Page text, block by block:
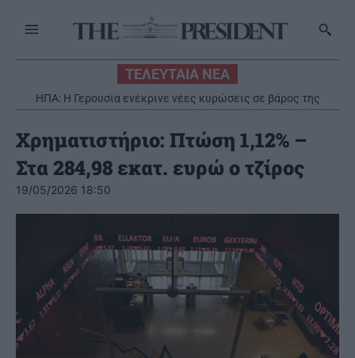
ΤΕΛΕΥΤΑΙΑ ΝΕΑ
Νέα στρατηγική συνεργασία της ΓΓ Επικοινωνίας και
Ενημέρωσης με το Εθνικό Ίδρυμα Ερευνών
Χρηματιστήριο: Πτώση 1,12% –
Στα 284,98 εκατ. ευρώ ο τζίρος
19/05/2026 18:50